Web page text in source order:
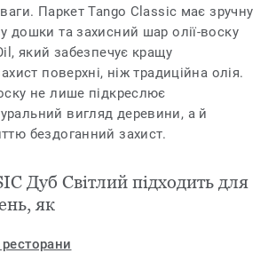
Паркет Tango Classic має зручну
дошки та захисний шар олії-воску
який забезпечує кращу
поверхні, ніж традиційна олія.
не лише підкреслює
вигляд деревини, а й
бездоганний захист.
Дуб Світлий підходить для
як
ресторани